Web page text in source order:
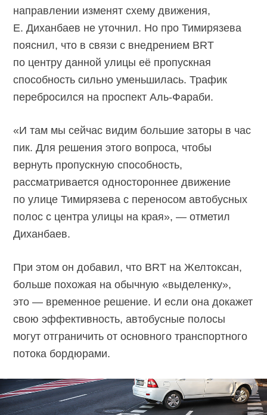
направлении изменят схему движения,
Е. Диханбаев не уточнил. Но про Тимирязева
пояснил, что в связи с внедрением BRT
по центру данной улицы её пропускная
способность сильно уменьшилась. Трафик
перебросился на проспектАль-Фараби.
«И там мы сейчас видим большие заторы в час
пик. Для решения этого вопроса, чтобы
вернуть пропускную способность,
рассматривается одностороннее движение
по улице Тимирязева с переносом автобусных
полос с центра улицы на края», — отметил
Диханбаев.
При этом он добавил, что BRT на Желтоксан,
больше похожая на обычную «выделенку»,
это — временное решение. И если она докажет
свою эффективность, автобусные полосы
могут отграничить от основного транспортного
потока бордюрами.